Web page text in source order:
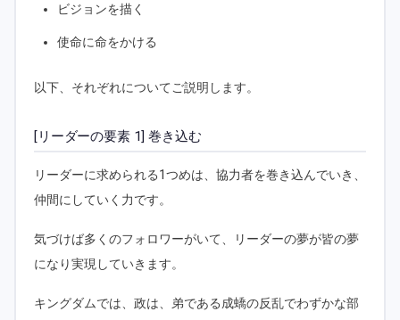
ビジョンを描く
使命に命をかける
以下、それぞれについてご説明します。
[リーダーの要素 1] 巻き込む
リーダーに求められる1つめは、協力者を巻き込んでいき、
仲間にしていく力です。
気づけば多くのフォロワーがいて、リーダーの夢が皆の夢
になり実現していきます。
キングダムでは、政は、弟である成蟜の反乱でわずかな部